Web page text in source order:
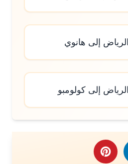
إلى هانوي
إلى كولومبو